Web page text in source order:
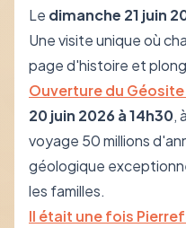
Le dimanche 21 juin
Une visite unique où
page d'histoire et
Ouverture du
20 juin 2026 à 14h30, à
voyage 50 millions
géologique
les familles.
Il était une fois